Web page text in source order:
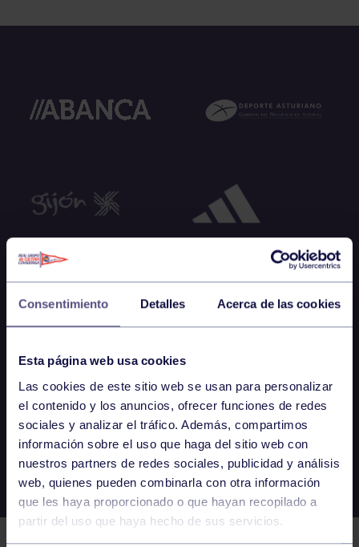
Consentimiento Detalles Acerca de las cookies
Esta página web usa cookies
Las cookies de este sitio web se usan para personalizar
el contenido y los anuncios, ofrecer funciones de redes
sociales y analizar el tráfico. Además, compartimos
información sobre el uso que haga del sitio web con
nuestros partners de redes sociales, publicidad y análisis
web, quienes pueden combinarla con otra información
que les haya proporcionado o que hayan recopilado a
partir del uso que haya hecho de sus servicios.